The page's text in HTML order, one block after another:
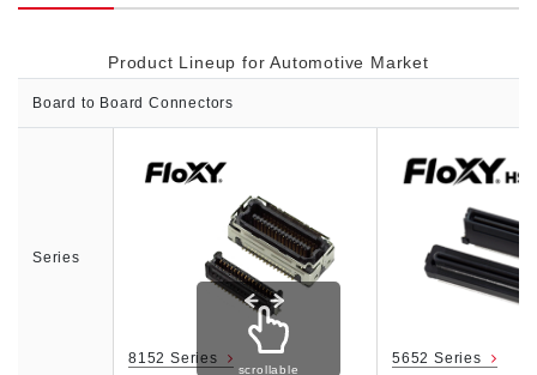
Product Lineup for Automotive Market
Board to Board Connectors
Series
8152 Series 5652 Series
scrollable